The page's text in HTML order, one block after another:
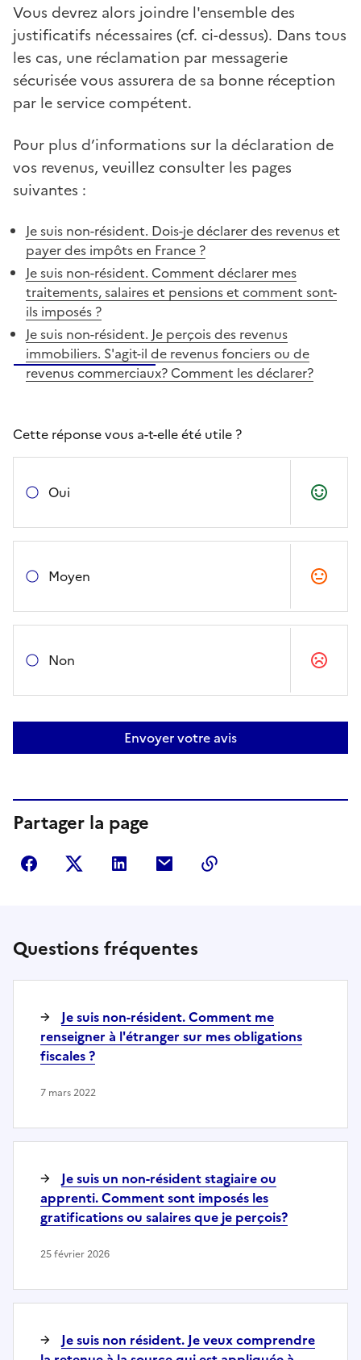
Vous devrez alors joindre l'ensemble des
justificatifs nécessaires (cf. ci-dessus). Dans tous
les cas, une réclamation par messagerie
sécurisée vous assurera de sa bonne réception
par le service compétent.
Pour plus d’informations sur la déclaration de
vos revenus, veuillez consulter les pages
suivantes :
Je suis non-résident. Dois-je déclarer des revenus et
payer des impôts en France ?
Je suis non-résident. Comment déclarer mes
traitements, salaires et pensions et comment sont-
ils imposés ?
Je suis non-résident. Je perçois des revenus
immobiliers. S'agit-il de revenus fonciers ou de
revenus commerciaux? Comment les déclarer?
Cette réponse vous a-t-elle été utile ?
Oui
Moyen
Non
Envoyer votre avis
Partager la page
Partager sur Facebook
Partager sur Twitter
Partager sur LinkedIn
Partager par courriel
Questions fréquentes
Je suis non-résident. Comment me
renseigner à l'étranger sur mes obligations
fiscales ?
7 mars 2022
Je suis un non-résident stagiaire ou
apprenti. Comment sont imposés les
gratifications ou salaires que je perçois?
25 février 2026
Je suis non résident. Je veux comprendre